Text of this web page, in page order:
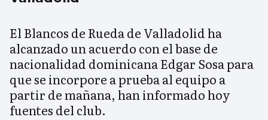
El Blancos de Rueda de Valladolid ha
alcanzado un acuerdo con el base de
nacionalidad dominicana Edgar Sosa para
que se incorpore a prueba al equipo a
partir de mañana, han informado hoy
fuentes del club.